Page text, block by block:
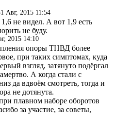
Авг, 2015 11:54
не видел. А вот 1,9 есть
не буду.
2015 14:10
опоры ТНВД более
при таких симптомах, куда
взгляд, затянуто подёргал
А когда стали с
да вдвоём смотреть, тогда и
не дотянута.
плавном наборе оборотов
за участие, за советы,